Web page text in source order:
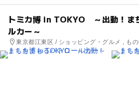
トミカ博 in TOKYO ～出動！ま
ルカー～
東京都江東区 / ショッピング・グルメ , も
クターイベント